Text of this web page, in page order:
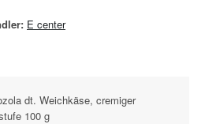
E center
dt. Weichkäse, cremiger
100 g